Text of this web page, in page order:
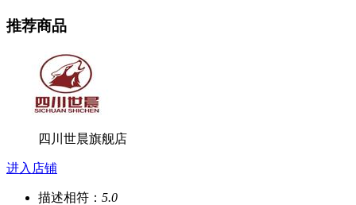
推荐商品
四川世晨旗舰店
进入店铺
描述相符： 5.0